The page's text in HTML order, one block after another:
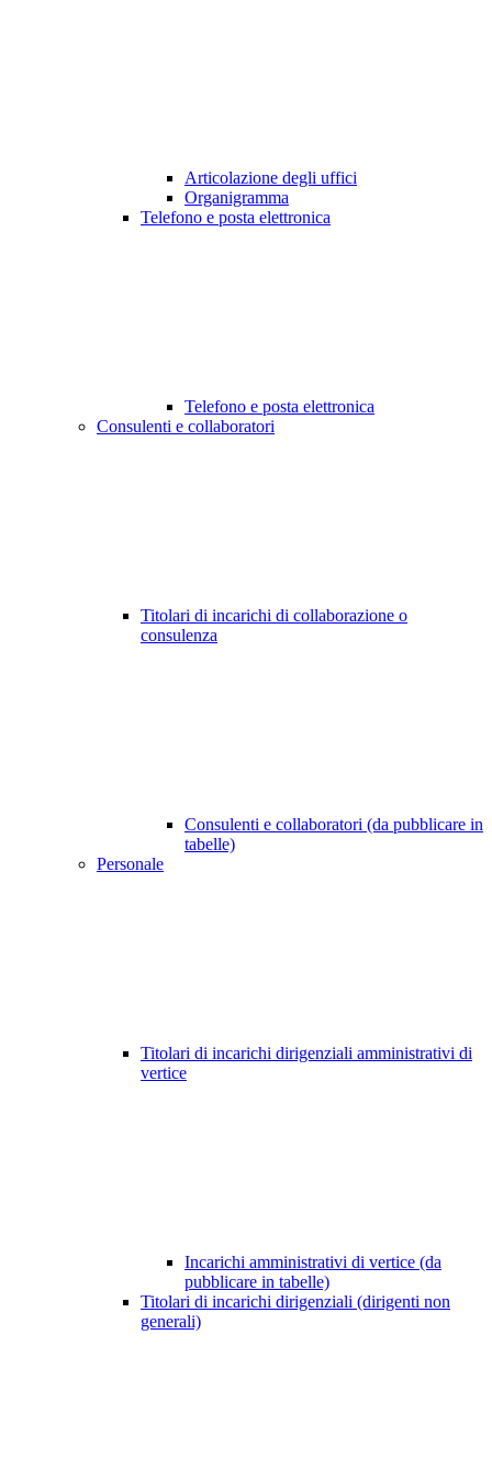
Articolazione degli uffici
Organigramma
Telefono e posta elettronica
Telefono e posta elettronica
Consulenti e collaboratori
Titolari di incarichi di collaborazione o
consulenza
Consulenti e collaboratori (da pubblicare in
tabelle)
Personale
Titolari di incarichi dirigenziali amministrativi di
vertice
Incarichi amministrativi di vertice (da
pubblicare in tabelle)
Titolari di incarichi dirigenziali (dirigenti non
generali)